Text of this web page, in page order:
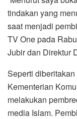
tindakan yang
saat menjadi
TV One pada
Jubir dan Direktur
Seperti diberitakan
Kementerian
melakukan
media Islam.